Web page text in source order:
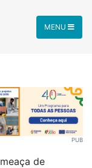
MENU
PUB
de